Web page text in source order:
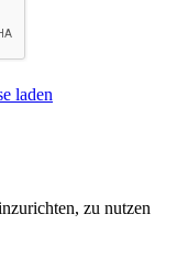
laden
zu nutzen